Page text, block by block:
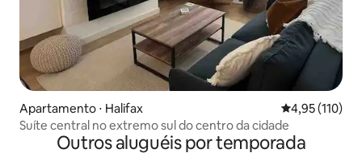
Apartamento ⋅ Halifax 4,95 de uma
4,95 (110)
Suíte central no extremo sul do centro da cidade
Outros aluguéis por temporada